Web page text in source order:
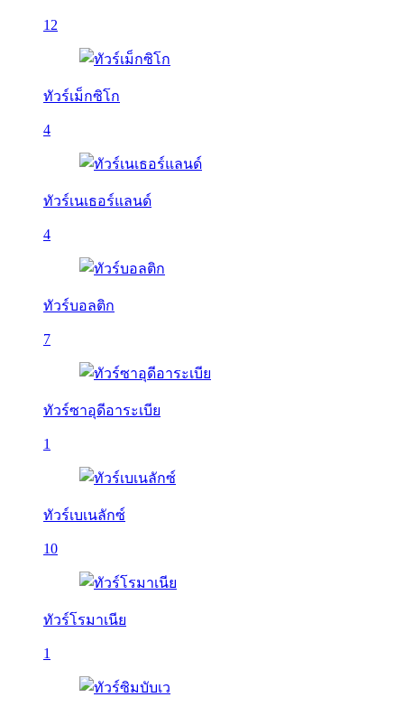
12
ทัวร์เม็กซิโก
4
ทัวร์เนเธอร์แลนด์
4
ทัวร์บอลติก
7
ทัวร์ซาอุดีอาระเบีย
1
ทัวร์เบเนลักซ์
10
ทัวร์โรมาเนีย
1